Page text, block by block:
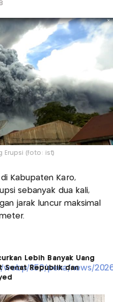
Erupsi (foto: ist)
di Kabupaten Karo,
sebanyak dua kali,
jarak luncur maksimal
Lebih Banyak Uang
Senat Republik dan